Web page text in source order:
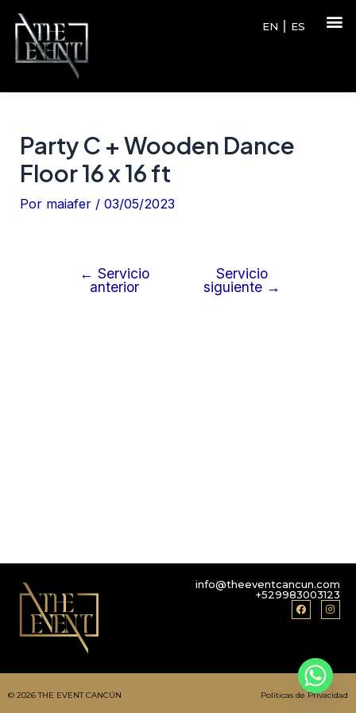
EN ES
Party C + Wooden Dance
Floor 16 x 16 ft
Por maiafer /03/05/2023
← Servicio
anterior
Servicio
siguiente →
info@theeventcancun.com
+529983003123
© 2026 THE EVENT CANCÚN Políticas de Privacidad